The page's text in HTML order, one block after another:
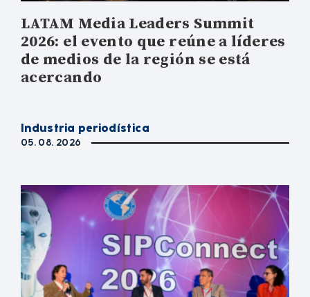
LATAM Media Leaders Summit
2026: el evento que reúne a líderes
de medios de la región se está
acercando
Industria periodística
05. 08. 2026